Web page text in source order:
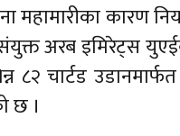
महामारीका कारण
अरब इमिरेट्स
८२ चार्टड
छ ।